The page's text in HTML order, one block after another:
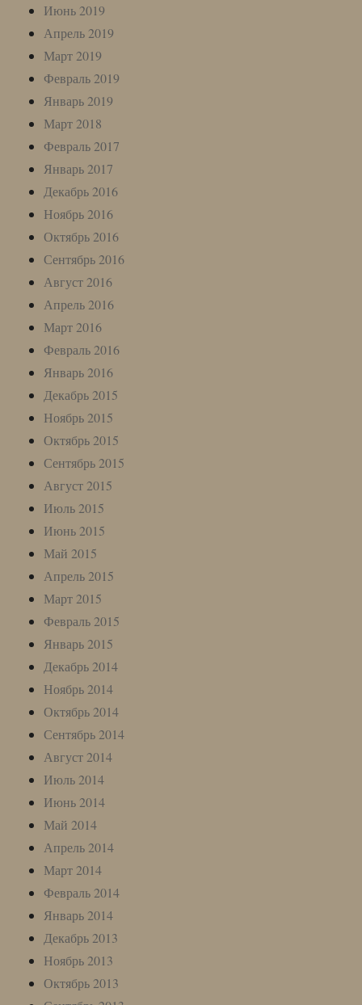
Июнь 2019
Апрель 2019
Март 2019
Февраль 2019
Январь 2019
Март 2018
Февраль 2017
Январь 2017
Декабрь 2016
Ноябрь 2016
Октябрь 2016
Сентябрь 2016
Август 2016
Апрель 2016
Март 2016
Февраль 2016
Январь 2016
Декабрь 2015
Ноябрь 2015
Октябрь 2015
Сентябрь 2015
Август 2015
Июль 2015
Июнь 2015
Май 2015
Апрель 2015
Март 2015
Февраль 2015
Январь 2015
Декабрь 2014
Ноябрь 2014
Октябрь 2014
Сентябрь 2014
Август 2014
Июль 2014
Июнь 2014
Май 2014
Апрель 2014
Март 2014
Февраль 2014
Январь 2014
Декабрь 2013
Ноябрь 2013
Октябрь 2013